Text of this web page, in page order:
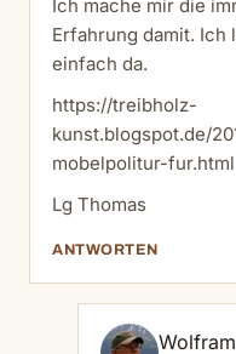
Ich mache mir die
Erfahrung damit. Ich
einfach da.
https://treibholz-
kunst.blogspot.de/
mobelpolitur-fur.html
Lg Thomas
ANTWORTEN
Wolfram